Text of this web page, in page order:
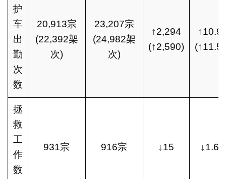
护
车
出
勤
次
数
20,913宗
(22,392架
次)
23,207宗
(24,982架
次)
↑2,294
(↑2,590)
拯
救
工
作
数
931宗 916宗 ↓15